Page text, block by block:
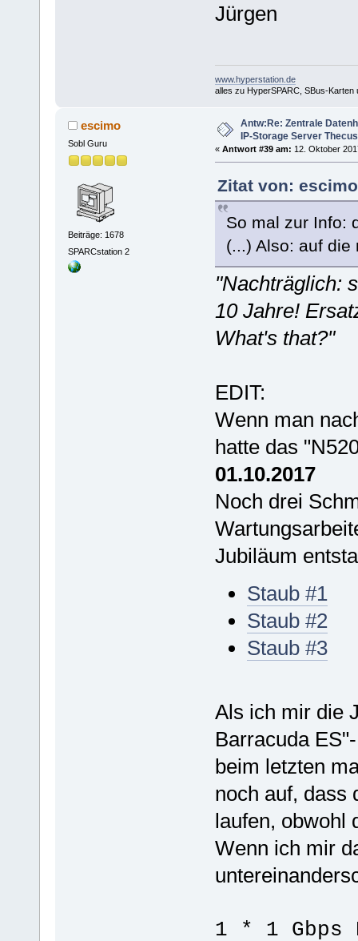
Jürgen
www.hyperstation.de
alles zu HyperSPARC, SBus-Karten
escimo
Sobl Guru
Beiträge: 1678
SPARCstation 2
Antw:Re: Zentrale
IP-Storage Server
« Antwort #39 am: 12. Oktober
Zitat von:
So mal zur Info:
(...) Also: auf
"Nachträglich:
10 Jahre!
What's that?"
EDIT:
Wenn man
hatte das
01.10.2017
Noch drei
Jubiläum
Staub #1
Staub #2
Staub #3
Als ich mir die
Barracuda
beim letzten
noch auf, dass
laufen, obwohl
Wenn ich mir
1 * 1